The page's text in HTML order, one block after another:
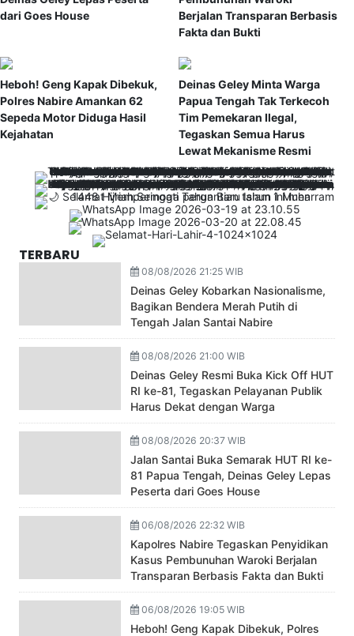
dari Goes House
Berjalan Transparan Berbasis
Fakta dan Bukti
Heboh! Geng Kapak Dibekuk,
Polres Nabire Amankan 62
Sepeda Motor Diduga Hasil
Kejahatan
Deinas Geley Minta Warga
Papua Tengah Tak Terkecoh
Tim Pemekaran Ilegal,
Tegaskan Semua Harus
Lewat Mekanisme Resmi
TERBARU
08/08/2026 21:25 WIB
Deinas Geley Kobarkan Nasionalisme,
Bagikan Bendera Merah Putih di
Tengah Jalan Santai Nabire
08/08/2026 21:00 WIB
Deinas Geley Resmi Buka Kick Off HUT
RI ke-81, Tegaskan Pelayanan Publik
Harus Dekat dengan Warga
08/08/2026 20:37 WIB
Jalan Santai Buka Semarak HUT RI ke-
81 Papua Tengah, Deinas Geley Lepas
Peserta dari Goes House
06/08/2026 22:32 WIB
Kapolres Nabire Tegaskan Penyidikan
Kasus Pembunuhan Waroki Berjalan
Transparan Berbasis Fakta dan Bukti
06/08/2026 19:05 WIB
Heboh! Geng Kapak Dibekuk, Polres